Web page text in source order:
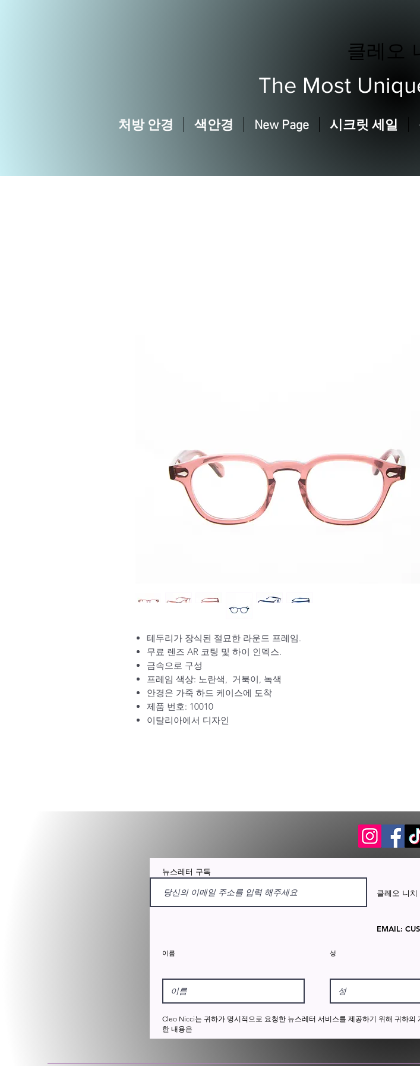
클레오
The Most
처방 안경 색안경 New Page 시크릿 세일
테두리가 장식된 절묘한 라운드 프레임.
무료 렌즈 AR 코팅 및 하이 인덱스.
금속으로 구성
프레임 색상: 노란색, 거북이, 녹색
안경은 가죽 하드 케이스에 도착
제품 번호: 10010
이탈리아에서 디자인
뉴스레터 구독
클레오 니치
EMAIL:
이름 성
Cleo Nicci는 귀하가 명시적으로 요청한 뉴스레터 서비스를 제공하기 위해 귀하의
한 내용은